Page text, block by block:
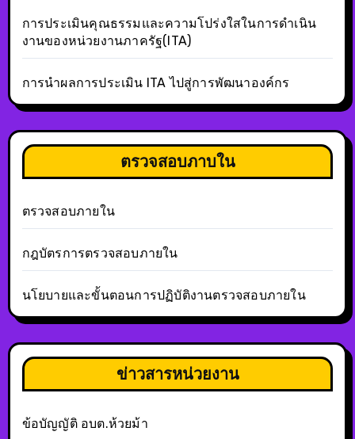
การประเมินคุณธรรมและความโปร่งใสในการดำเนิน
งานของหน่วยงานภาครัฐ(ITA)
การนำผลการประเมิน ITA ไปสู่การพัฒนาองค์กร
ตรวจสอบภาบใน
ตรวจสอบภายใน
กฎบัตรการตรวจสอบภายใน
นโยบายและขั้นตอนการปฏิบัติงานตรวจสอบภายใน
ข่าวสารหน่วยงาน
ข้อบัญญัติ อบต.ห้วยม้า